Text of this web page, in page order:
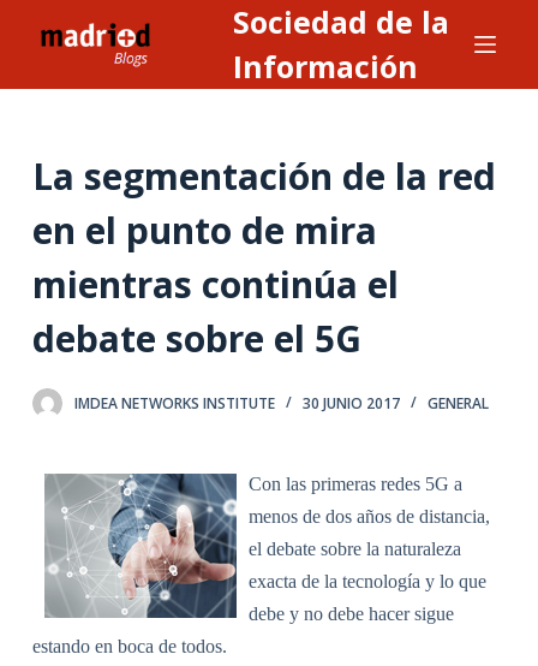
l
n
e
Sociedad de la
Información
La segmentación de la red
en el punto de mira
mientras continúa el
debate sobre el 5G
IMDEA NETWORKS INSTITUTE 30 JUNIO 2017 GENERAL
Con las primeras redes 5G a
menos de dos años de distancia,
el debate sobre la naturaleza
exacta de la tecnología y lo que
debe y no debe hacer sigue
estando en boca de todos.